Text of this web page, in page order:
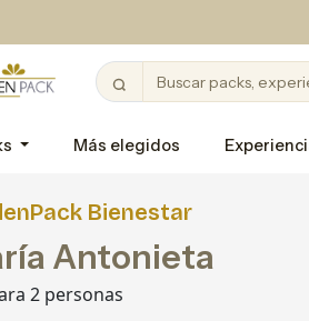
Más elegidos
Bienestar
Antonieta
2 personas